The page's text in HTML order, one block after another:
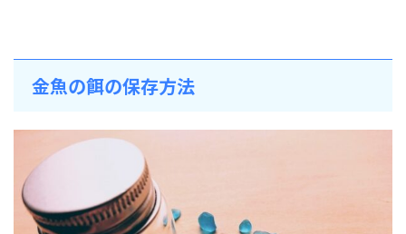
金魚の餌の保存方法